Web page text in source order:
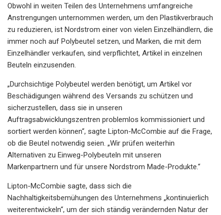
Obwohl in weiten Teilen des Unternehmens umfangreiche
Anstrengungen unternommen werden, um den Plastikverbrauch
zu reduzieren, ist Nordstrom einer von vielen Einzelhändlern, die
immer noch auf Polybeutel setzen, und Marken, die mit dem
Einzelhändler verkaufen, sind verpflichtet, Artikel in einzelnen
Beuteln einzusenden.
„Durchsichtige Polybeutel werden benötigt, um Artikel vor
Beschädigungen während des Versands zu schützen und
sicherzustellen, dass sie in unseren
Auftragsabwicklungszentren problemlos kommissioniert und
sortiert werden können“, sagte Lipton-McCombie auf die Frage,
ob die Beutel notwendig seien. „Wir prüfen weiterhin
Alternativen zu Einweg-Polybeuteln mit unseren
Markenpartnern und für unsere Nordstrom Made-Produkte.“
Lipton-McCombie sagte, dass sich die
Nachhaltigkeitsbemühungen des Unternehmens „kontinuierlich
weiterentwickeln“, um der sich ständig verändernden Natur der